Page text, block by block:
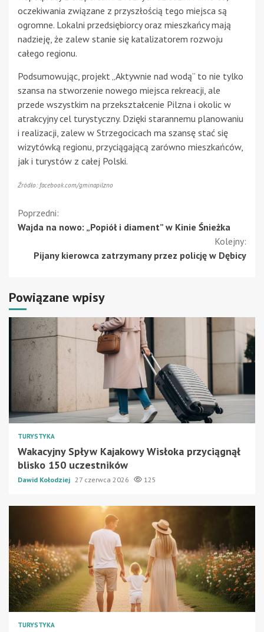
oczekiwania związane z przyszłością tego miejsca są
ogromne. Lokalni przedsiębiorcy oraz mieszkańcy mają
nadzieję, że zalew stanie się katalizatorem rozwoju
całego regionu.
Podsumowując, projekt „Aktywnie nad wodą” to nie tylko
szansa na stworzenie nowego miejsca rekreacji, ale
przede wszystkim na przekształcenie Pilzna i okolic w
atrakcyjny cel turystyczny. Dzięki starannemu planowaniu
i realizacji, zalew w Strzegocicach ma szansę stać się
wizytówką regionu, przyciągającą zarówno mieszkańców,
jak i turystów z całej Polski.
Źródło: facebook.com/gminapilzno
Kontynuuj
czytanie
Poprzedni:
Wajda na nowo: „Popiół i diament” w Kinie Śnieżka
Kolejny:
Pijany kierowca zatrzymany przez policję w Dębicy
Powiązane wpisy
TURYSTYKA
Wakacyjny Spływ Kajakowy Wisłoka przyciągnął
blisko 150 uczestników
Dawid Kołodziej 27 czerwca 2026 125
TURYSTYKA